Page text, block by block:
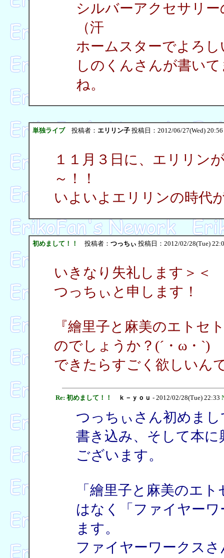
シルバーアクセサリ
（汗
ホームスターでよろ
しのくんさんが書い
ね。
単独ライブ投稿者： エリリン子投稿日：2012/06/27(Wed) 20:56
１１月３日に、エリリン
～！！
いよいよエリリンの時代
初めまして！！ 投稿者： つっちぃ 投稿日：2012/02/28(Tue)
いきなり失礼します＞＜
つっちぃと申します！
『繪里子と麻美のエトセ
のでしょうか？(´・ω・`)
できたらすごく欲しいん
Re: 初めまして！！ ｋ－ｙｏｕ - 2012/02/28(Tue) 22:33
つっちぃさん初めまし
書き込み、そして本
ございます。
「繪里子と麻美のエ
はなく「ファイヤー
ます。
ファイヤーワークス